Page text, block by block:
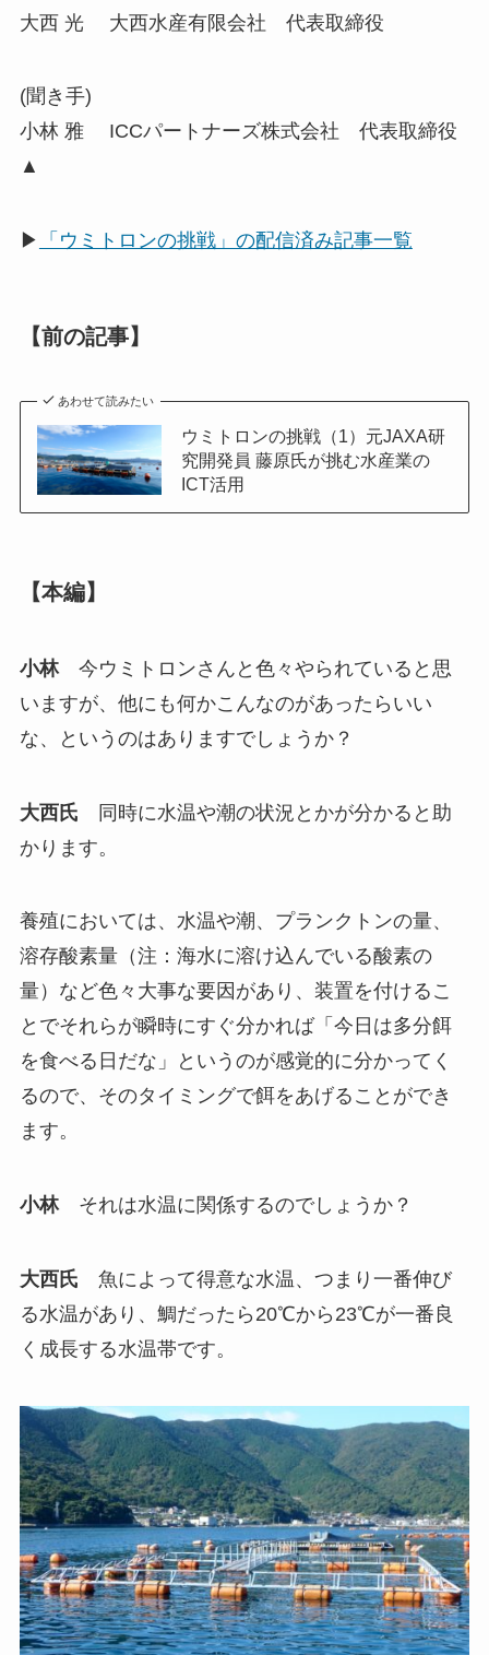
大西 光 大西水産有限会社 代表取締役
(聞き手)
小林 雅 ICCパートナーズ株式会社 代表取締役
▲
▶ 「ウミトロンの挑戦」の配信済み記事一覧
【前の記事】
あわせて読みたい
ウミトロンの挑戦（1）元JAXA研
究開発員 藤原氏が挑む水産業の
ICT活用
【本編】
小林今ウミトロンさんと色々やられていると思
いますが、他にも何かこんなのがあったらいい
な、というのはありますでしょうか？
大西氏 同時に水温や潮の状況とかが分かると助
かります。
養殖においては、水温や潮、プランクトンの量、
溶存酸素量（注：海水に溶け込んでいる酸素の
量）など色々大事な要因があり、装置を付けるこ
とでそれらが瞬時にすぐ分かれば「今日は多分餌
を食べる日だな」というのが感覚的に分かってく
るので、そのタイミングで餌をあげることができ
ます。
小林それは水温に関係するのでしょうか？
大西氏 魚によって得意な水温、つまり一番伸び
る水温があり、鯛だったら20℃から23℃が一番良
く成長する水温帯です。